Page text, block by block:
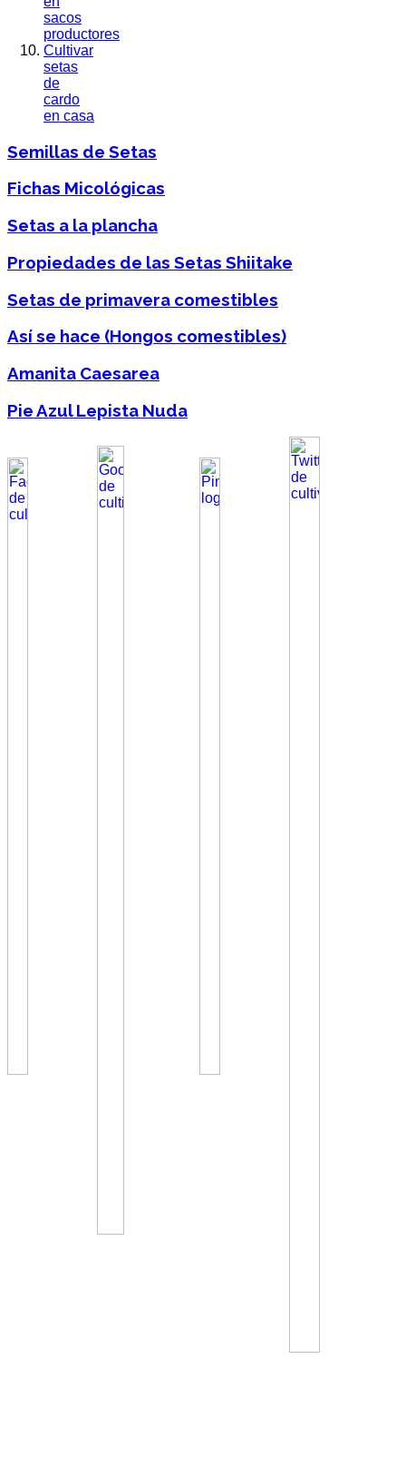
sacos
productores
Cultivar
setas
de
cardo
en casa
Semillas de Setas
Fichas Micológicas
Setas a la plancha
Propiedades de las Setas Shiitake
Setas de primavera comestibles
Así se hace (Hongos comestibles)
Amanita Caesarea
Pie Azul Lepista Nuda